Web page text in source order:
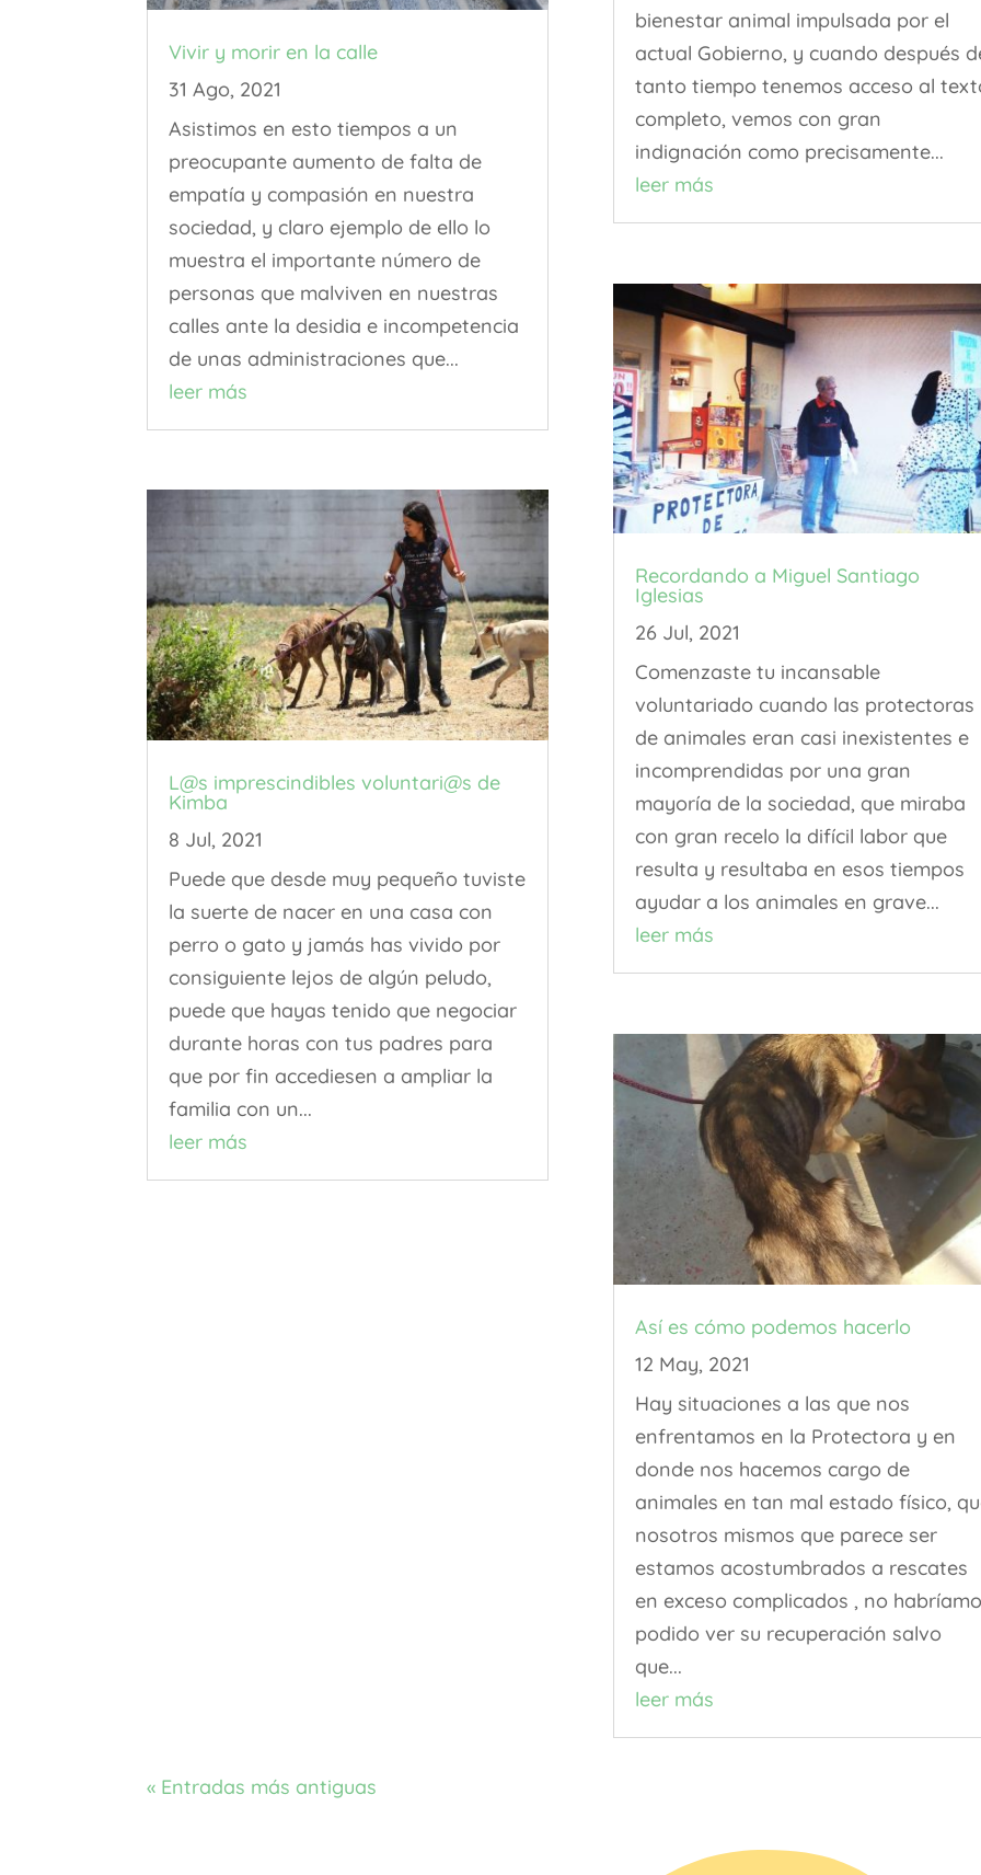
Vivir y morir en la calle
31 Ago, 2021
Asistimos en esto tiempos a un
preocupante aumento de falta de
empatía y compasión en nuestra
sociedad, y claro ejemplo de ello lo
muestra el importante número de
personas que malviven en nuestras
calles ante la desidia e incompetencia
de unas administraciones que...
leer más
L@s imprescindibles voluntari@s de
Kimba
8 Jul, 2021
Puede que desde muy pequeño tuviste
la suerte de nacer en una casa con
perro o gato y jamás has vivido por
consiguiente lejos de algún peludo,
puede que hayas tenido que negociar
durante horas con tus padres para
que por fin accediesen a ampliar la
familia con un...
leer más
bienestar animal impulsada por el
actual Gobierno, y cuando después
tanto tiempo tenemos acceso al
completo, vemos con gran
indignación como precisamente...
leer más
Recordando a Miguel Santiago
Iglesias
26 Jul, 2021
Comenzaste tu incansable
voluntariado cuando las protectoras
de animales eran casi inexistentes e
incomprendidas por una gran
mayoría de la sociedad, que miraba
con gran recelo la difícil labor que
resulta y resultaba en esos tiempos
ayudar a los animales en grave...
leer más
Así es cómo podemos hacerlo
12 May, 2021
Hay situaciones a las que nos
enfrentamos en la Protectora y en
donde nos hacemos cargo de
animales en tan mal estado físico,
nosotros mismos que parece ser
estamos acostumbrados a rescates
en exceso complicados , no
podido ver su recuperación salvo
que...
leer más
« Entradas más antiguas